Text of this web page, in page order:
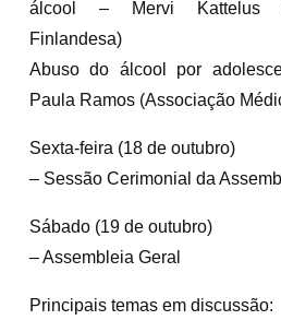
álcool – Mervi Kattelus
Finlandesa)
Abuso do álcool por
Paula Ramos (Associação
Sexta-feira (18 de outubro)
– Sessão Cerimonial da
Sábado (19 de outubro)
– Assembleia Geral
Principais temas em discussão: